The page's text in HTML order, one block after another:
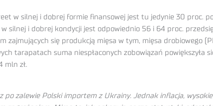
w silnej i dobrej formie finansowej jest tu jedynie 30 proc.
silnej i dobrej kondycji jest odpowiednio 56 i 64 proc.
się produkcją mięsa w tym, mięsa drobiowego
tarapatach suma niespłaconych zobowiązań powiększyła
mln zł.
zalewie Polski importem z Ukrainy. Jednak inflacja,